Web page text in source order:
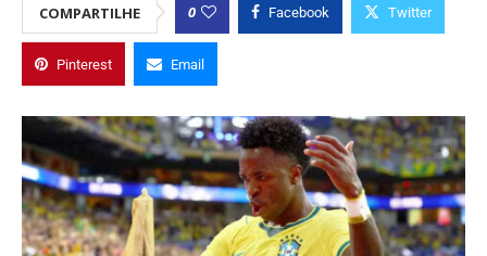
COMPARTILHE 0 Facebook Twitter
Pinterest Email